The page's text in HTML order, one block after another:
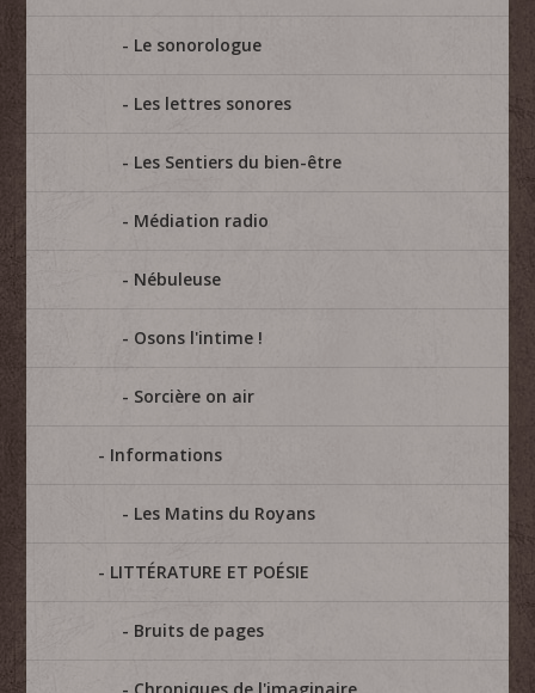
Le sonorologue
Les lettres sonores
Les Sentiers du bien-être
Médiation radio
Nébuleuse
Osons l'intime !
Sorcière on air
Informations
Les Matins du Royans
LITTÉRATURE ET POÉSIE
Bruits de pages